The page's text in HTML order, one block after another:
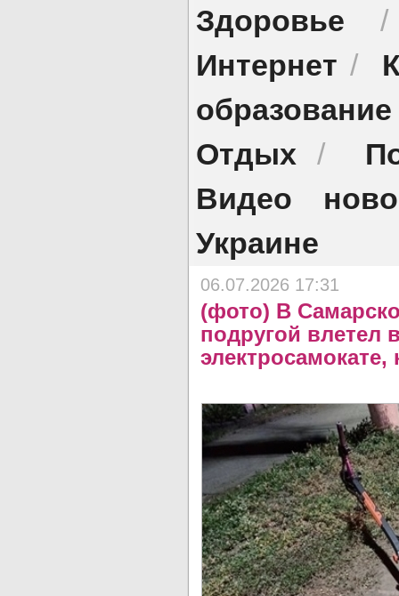
Здоровье
Интернет /
образование
Отдых /
Видео
Украине
06.07.2026 17:31
(фото) В
подругой влетел